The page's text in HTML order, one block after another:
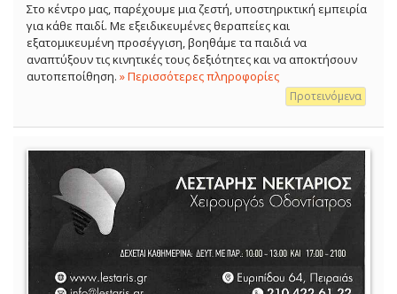
Στο κέντρο μας, παρέχουμε μια ζεστή, υποστηρικτική εμπειρία
για κάθε παιδί. Με εξειδικευμένες θεραπείες και
εξατομικευμένη προσέγγιση, βοηθάμε τα παιδιά να
αναπτύξουν τις κινητικές τους δεξιότητες και να αποκτήσουν
αυτοπεποίθηση. » Περισσότερες πληροφορίες
Προτεινόμενα